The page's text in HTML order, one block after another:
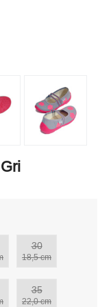
30
18,5 cm
35
22,0 cm